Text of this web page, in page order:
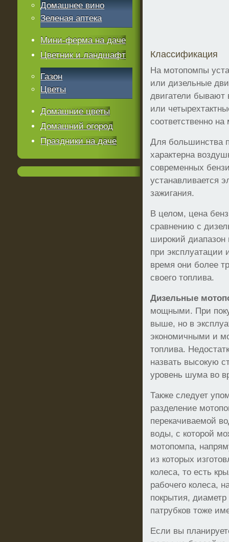
Классификация
На мотопомпы
или дизельные
двигатели бывают
или
соответственно
Для большинства
характерна
современных
устанавливается
зажигания.
В целом, цена
сравнению с
широкий
при эксплуатации
время они более
своего топлива.
Дизельные
мощными. При
выше, но в
экономичными и
топлива.
назвать высокую
уровень шума во
Также следует
разделение
перекачиваемой
воды, с которой
мотопомпа,
из которых
колеса, то есть
рабочего колеса,
покрытия,
патрубков тоже
Если вы
Домашнее вино
Зеленая аптека
Мини-ферма на даче
Цветник и ландшафт
Газон
Цветы
Домашние цветы
Домашний огород
Праздники на даче